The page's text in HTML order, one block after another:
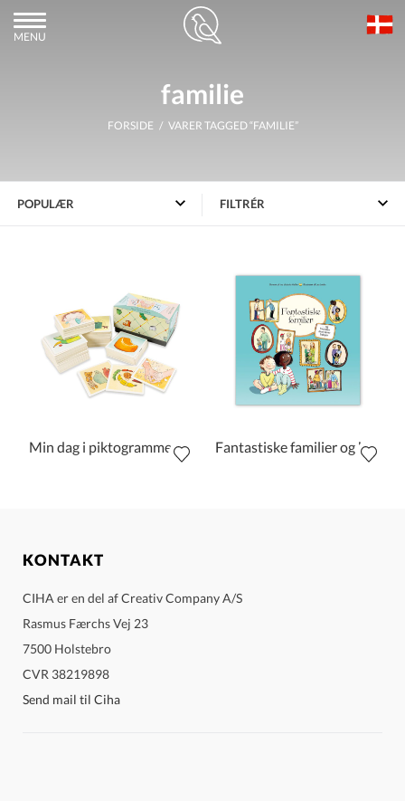
MENU
familie
FORSIDE / VARER TAGGED “FAMILIE”
FILTRÉR
Min dag i piktogrammer Fantastiske familier og hvordan man laver babyer
KONTAKT
CIHA er en del af Creativ Company A/S
Rasmus Færchs Vej 23
7500 Holstebro
CVR 38219898
Send mail til Ciha